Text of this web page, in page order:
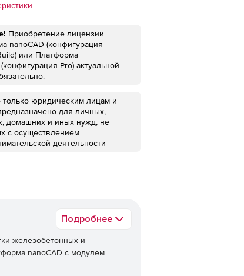
Приобретение лицензии
nanoCAD (конфигурация
или Платформа
Pro) актуальной
только юридическим лицам и
для личных,
домашних и иных нужд, не
с осуществлением
деятельности
Подробнее
железобетонных и
nanoCAD с модулем